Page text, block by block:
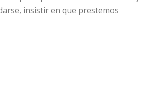
insistir en que prestemos